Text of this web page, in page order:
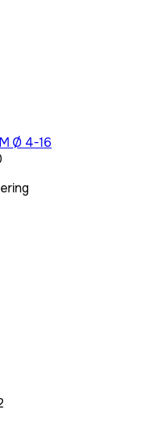
Ø 4-16